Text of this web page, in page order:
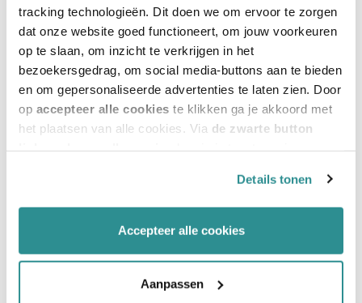
tracking technologieën. Dit doen we om ervoor te zorgen
dat onze website goed functioneert, om jouw voorkeuren
op te slaan, om inzicht te verkrijgen in het
bezoekersgedrag, om social media-buttons aan te bieden
en om gepersonaliseerde advertenties te laten zien. Door
op accepteer alle cookies te klikken ga je akkoord met
het plaatsen van alle cookies. Via de zwarte button
afhankelijke cookies beheren en/of wijzigen. Lees ook
onscookiestatementvoor meer informatie.
Details tonen
Accepteer alle cookies
Aanpassen
het aan HEVO om samen met de uitvoerende
partijen het project ook werkelijk te realiseren.
Over Noorderbreedte
Noorderbreedte biedt voornamelijk zorg aan
ouderen in Fryslân binnen vijftien locaties en een
revalidatiecentrum. Noorderbreedte is
gespecialiseerd in dementie, Huntington,
Gerontopsychiatrie, Korsakov en Niet-Aangeboren
Hersenletsel. Bij Noorderbreedte werken ruim 2.500
medewerkers en ruim 1.500 vrijwilligers aan de